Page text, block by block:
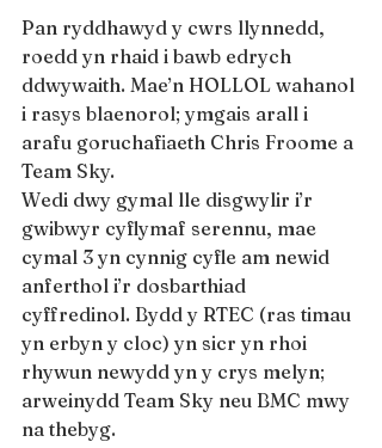
Pan ryddhawyd y cwrs llynnedd,
roedd yn rhaid i bawb edrych
ddwywaith. Mae’n HOLLOL wahanol
i rasys blaenorol; ymgais arall i
arafu goruchafiaeth Chris Froome a
Team Sky.
Wedi dwy gymal lle disgwylir i’r
gwibwyr cyflymaf serennu, mae
cymal 3 yn cynnig cyfle am newid
anferthol i’r dosbarthiad
cyffredinol. Bydd y RTEC (ras timau
yn erbyn y cloc) yn sicr yn rhoi
rhywun newydd yn y crys melyn;
arweinydd Team Sky neu BMC mwy
na thebyg.